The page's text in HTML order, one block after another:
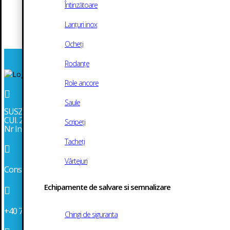
Întinzătoare
Lanțuri inox
Ocheți
Rodanțe
Role ancore
Saule
Scripeți
Tacheți
Vârtejuri
Echipamente de salvare si semnalizare
Chingi de siguranta
Motor 50-60-

SUSZI SRL
CUI. 2986043
Nr Inmatriculare J13/903/1991

Constanta, Str. Mircea cel Bătrân 152, bl. MD12, parter

+40 745 349 205